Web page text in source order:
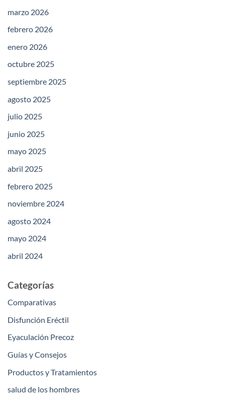
marzo 2026
febrero 2026
enero 2026
octubre 2025
septiembre 2025
agosto 2025
julio 2025
junio 2025
mayo 2025
abril 2025
febrero 2025
noviembre 2024
agosto 2024
mayo 2024
abril 2024
Categorías
Comparativas
Disfunción Eréctil
Eyaculación Precoz
Guías y Consejos
Productos y Tratamientos
salud de los hombres